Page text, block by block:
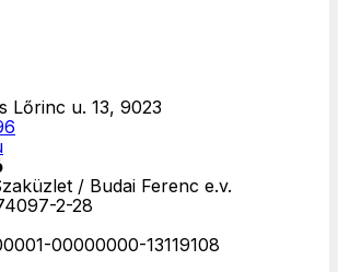
Lőrinc u. 13, 9023
/ Budai Ferenc e.v.
2-28
00000000-13119108